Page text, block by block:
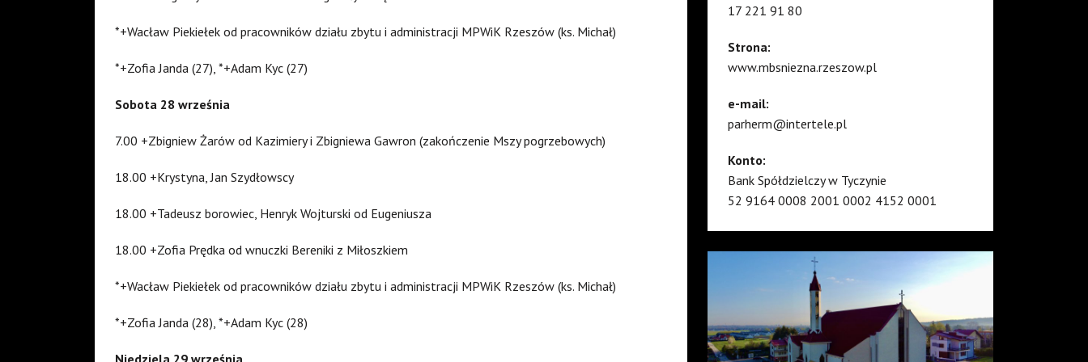
*+Wacław Piekiełek od pracowników działu zbytu i administracji MPWiK Rzeszów (ks. Michał)
*+Zofia Janda (27), *+Adam Kyc (27)
Sobota 28 września
7.00 +Zbigniew Żarów od Kazimiery i Zbigniewa Gawron (zakończenie Mszy pogrzebowych)
18.00 +Krystyna, Jan Szydłowscy
18.00 +Tadeusz borowiec, Henryk Wojturski od Eugeniusza
18.00 +Zofia Prędka od wnuczki Bereniki z Miłoszkiem
*+Wacław Piekiełek od pracowników działu zbytu i administracji MPWiK Rzeszów (ks. Michał)
*+Zofia Janda (28), *+Adam Kyc (28)
Niedziela 29 września
17 221 91 80
Strona:
www.mbsniezna.rzeszow.pl
e-mail:
parherm@intertele.pl
Konto:
Bank Spółdzielczy w Tyczynie
52 9164 0008 2001 0002 4152 0001